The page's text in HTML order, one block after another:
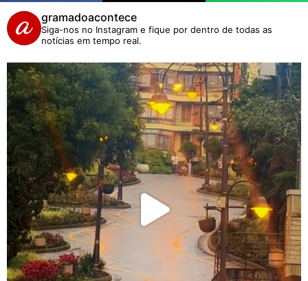
gramadoacontece
Siga-nos no Instagram e fique por dentro de todas as
notícias em tempo real.